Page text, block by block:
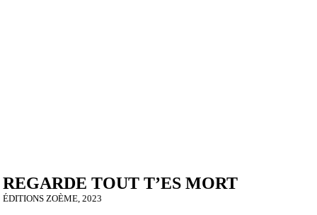
REGARDE TOUT T’ES MORT
ÉDITIONS ZOÈME, 2023